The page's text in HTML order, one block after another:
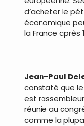
d’acheter le
économique
la France après
Jean-Paul
constaté que
est
réunie au
comme la